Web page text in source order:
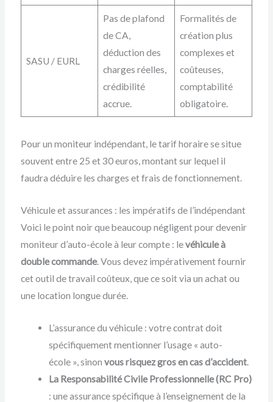
SASU / EURL
Pas de plafond
de CA,
déduction des
charges réelles,
crédibilité
accrue.
Formalités de
création plus
complexes et
coûteuses,
comptabilité
obligatoire.
Pour un moniteur indépendant, le tarif horaire se situe
souvent entre 25 et 30 euros, montant sur lequel il
faudra déduire les charges et frais de fonctionnement.
Véhicule et assurances : les impératifs de l’indépendant
Voici le point noir que beaucoup négligent pour devenir
moniteur d’auto-école à leur compte : levéhicule à
double commande. Vous devez impérativement fournir
cet outil de travail coûteux, que ce soit via un achat ou
une location longue durée.
L’assurance du véhicule : votre contrat doit
spécifiquement mentionner l’usage « auto-
école », sinonvous risquez gros en cas d’accident.
La Responsabilité Civile Professionnelle (RC Pro)
: une assurance spécifique à l’enseignement de la